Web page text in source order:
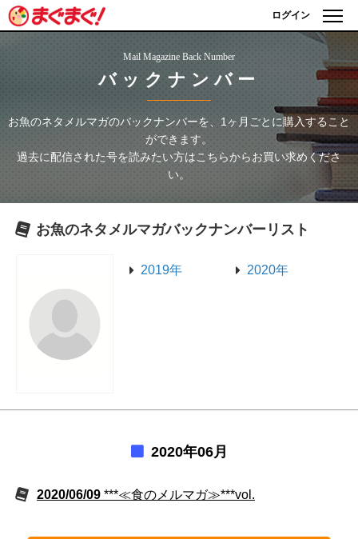
ログイン
Mail Magazine Back Number
バックナンバー
お魚のネタメルマガのバックナンバーを、1ヶ月ごとに購入すること
ができます。
過去に配信された号を読みたい方はこちらからお買い求めくださ
い。
お魚のネタメルマガバックナンバーリスト
2019年 2020年
2020年06月
2020/06/09 ***≪食のメルマガ≫***vol.